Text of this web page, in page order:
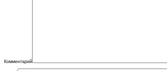
Комментарий